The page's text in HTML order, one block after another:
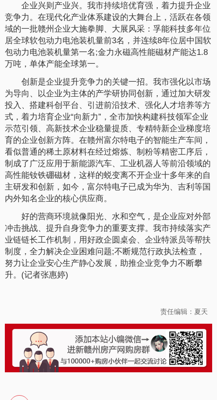
企业兴则产业兴。我市持续培优育强，着力提升企业
竞争力。在现代化产业体系建设的大舞台上，活跃在各领
域的一批赣州企业大施拳脚、大展风采：孚能科技多年位
居全球软包动力电池装机量前3名，并连续8年位居中国软
包动力电池装机量第一名;金力永磁高性能磁材产能达1.8
万吨，单体产能全球第一。
创新是企业提升竞争力的关键一招。我市强化以市场
为导向、以企业为主体的产学研协同创新，通过加大研发
投入、搭建科创平台、引进前沿技术、强化人才培养等方
式，着力培育企业“向新力”，全市加快构建科技领军企业
示范引领、高新技术企业稳量提质、专精特新企业梯度培
育的企业创新方阵。在赣州富尔特电子的智能生产车间，
看似普通的稀土原材料在经过熔炼、制粉等精密工序后，
制成了广泛应用于新能源汽车、工业机器人等前沿领域的
高性能钕铁硼磁材，这样的蜕变离不开企业十多年来的自
主研发和创新，如今，富尔特电子已成为华为、吉利等国
内外知名企业的核心供应商。
好的营商环境就像阳光、水和空气，是企业应对外部
冲击挑战、提升自身竞争力的重要支撑。我市持续落实产
业链链长工作机制，用好政企圆桌会、企业特派员等帮扶
制度，全力解决企业困难问题;不断规范行政执法检查，
努力让企业安心生产静心发展，助推企业竞争力不断攀
升。(记者张惠婷)
责任编辑：夏天